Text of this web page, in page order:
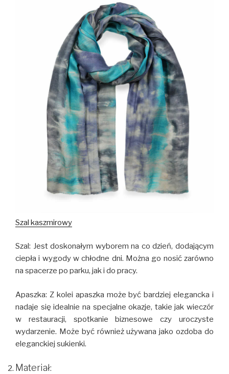
Szal kaszmirowy
Szal: Jest doskonałym wyborem na co dzień, dodającym
ciepła i wygody w chłodne dni. Można go nosić zarówno
na spacerze po parku, jak i do pracy.
Apaszka: Z kolei apaszka może być bardziej elegancka i
nadaje się idealnie na specjalne okazje, takie jak wieczór
w restauracji, spotkanie biznesowe czy uroczyste
wydarzenie. Może być również używana jako ozdoba do
eleganckiej sukienki.
Materiał: